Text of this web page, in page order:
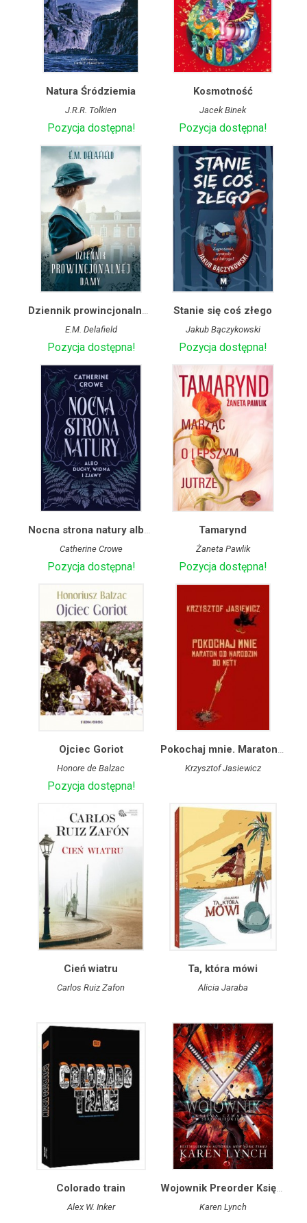
Natura Śródziemia
J.R.R. Tolkien
Pozycja dostępna!
Kosmotność
Jacek Binek
Pozycja dostępna!
Dziennik prowincjonalnej damy
E.M. Delafield
Pozycja dostępna!
Stanie się coś złego
Jakub Bączykowski
Pozycja dostępna!
Nocna strona natury albo duchy, widma i zjawy
Catherine Crowe
Pozycja dostępna!
Tamarynd
Żaneta Pawlik
Pozycja dostępna!
Ojciec Goriot
Honore de Balzac
Pozycja dostępna!
Pokochaj mnie. Maraton od narodzin do mety
Krzysztof Jasiewicz
Cień wiatru
Carlos Ruiz Zafon
Ta, która mówi
Alicia Jaraba
Colorado train
Alex W. Inker
Wojownik Preorder Księga czwarta
Karen Lynch